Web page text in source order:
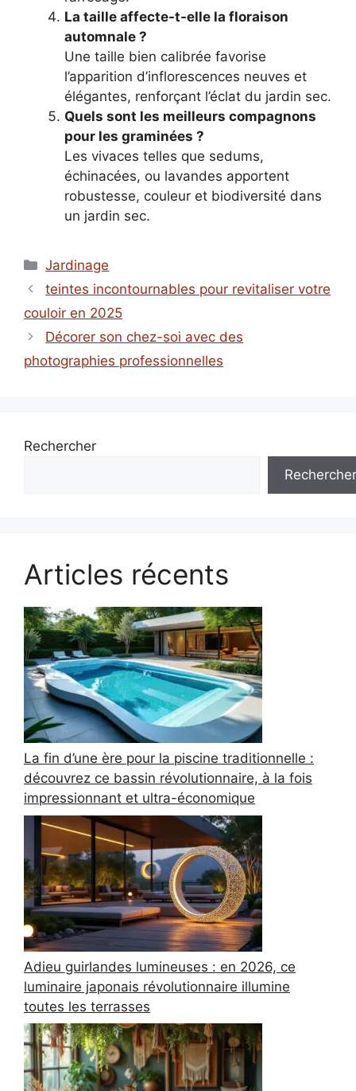
La taille affecte-t-elle la floraison
automnale ?
Une taille bien calibrée favorise
l’apparition d’inflorescences neuves et
élégantes, renforçant l’éclat du jardin sec.
Quels sont les meilleurs compagnons
pour les graminées ?
Les vivaces telles que sedums,
échinacées, ou lavandes apportent
robustesse, couleur et biodiversité dans
un jardin sec.
Catégories
Jardinage
teintes incontournables pour revitaliser votre
couloir en 2025
Décorer son chez-soi avec des
photographies professionnelles
Rechercher
Rechercher
Articles récents
La fin d’une ère pour la piscine traditionnelle :
découvrez ce bassin révolutionnaire, à la fois
impressionnant et ultra-économique
Adieu guirlandes lumineuses : en 2026, ce
luminaire japonais révolutionnaire illumine
toutes les terrasses